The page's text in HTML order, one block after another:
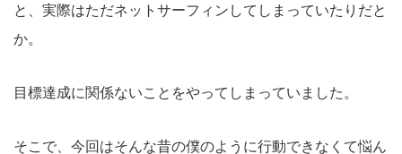
と、実際はただネットサーフィンしてしまっていたりだと
か。
目標達成に関係ないことをやってしまっていました。
そこで、今回はそんな昔の僕のように行動できなくて悩ん